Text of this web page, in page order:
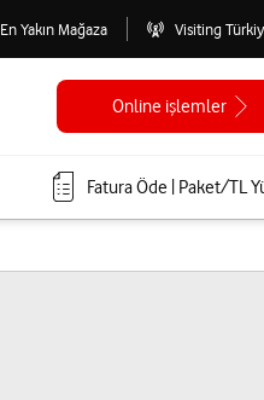
En Yakın Mağaza Visiting
Online işlemler
Fatura Öde | Paket/TL